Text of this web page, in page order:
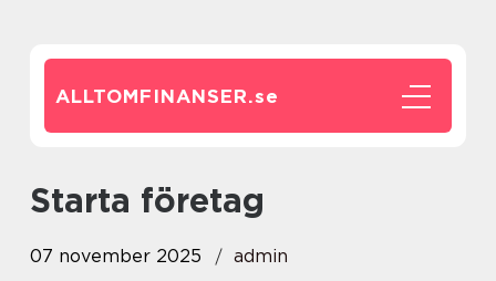
ALLTOMFINANSER.se
Starta företag
07 november 2025 admin